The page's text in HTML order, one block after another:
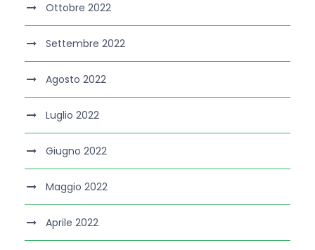
Ottobre 2022
Settembre 2022
Agosto 2022
Luglio 2022
Giugno 2022
Maggio 2022
Aprile 2022